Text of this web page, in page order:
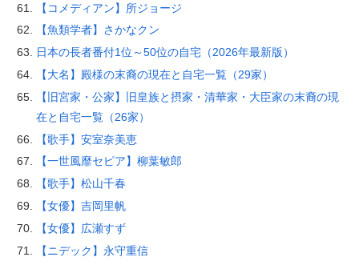
【コメディアン】所ジョージ
【魚類学者】さかなクン
日本の長者番付1位～50位の自宅（2026年最新版）
【大名】殿様の末裔の現在と自宅一覧（29家）
【旧宮家・公家】旧皇族と摂家・清華家・大臣家の末裔の現
在と自宅一覧（26家）
【歌手】安室奈美恵
【一世風靡セピア】柳葉敏郎
【歌手】松山千春
【女優】吉岡里帆
【女優】広瀬すず
【ニデック】永守重信